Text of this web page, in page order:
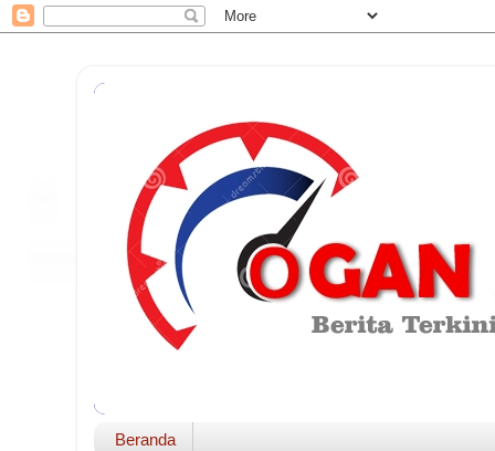
Beranda